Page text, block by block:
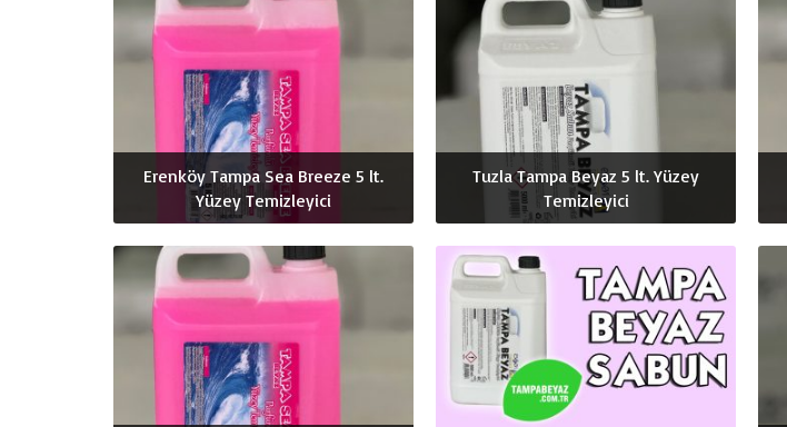
Erenköy Tampa Sea Breeze 5 lt.
Yüzey Temizleyici
Tuzla Tampa Beyaz 5 lt. Yüzey
Temizleyici